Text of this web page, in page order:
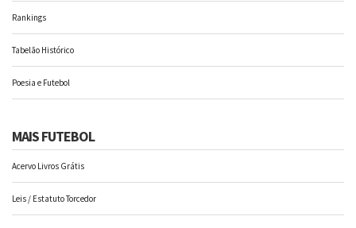
Rankings
Tabelão Histórico
Poesia e Futebol
MAIS FUTEBOL
Acervo Livros Grátis
Leis / Estatuto Torcedor